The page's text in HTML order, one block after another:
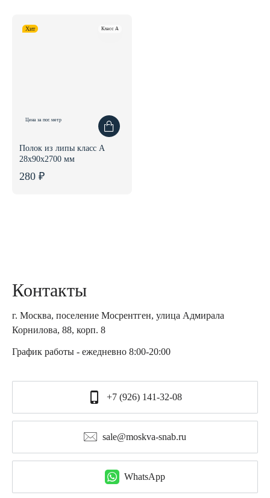
Класс A
Хит
Цена за пог. метр
Полок из липы класс А
28x90x2700 мм
280 ₽
Контакты
г. Москва, поселение Мосрентген, улица Адмирала
Корнилова, 88, корп. 8
График работы - ежедневно 8:00-20:00
+7 (926) 141-32-08
sale@moskva-snab.ru
WhatsApp